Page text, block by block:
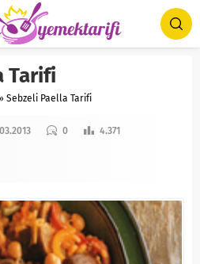
Tarifi
Sebzeli Paella Tarifi
0 4.371